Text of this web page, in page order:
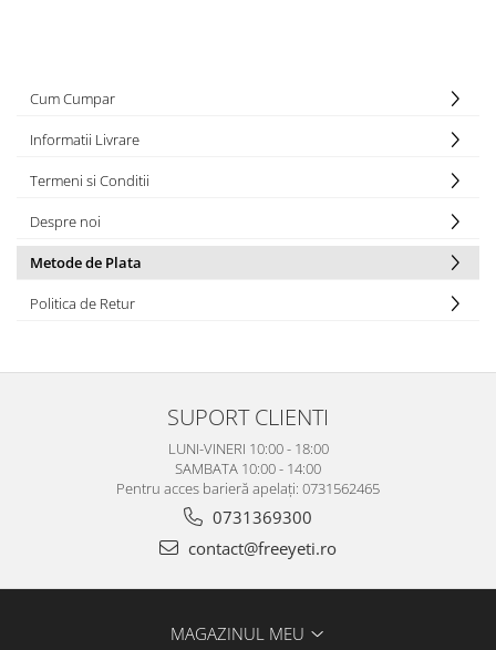
Cum Cumpar
Informatii Livrare
Termeni si Conditii
Despre noi
Metode de Plata
Politica de Retur
SUPORT CLIENTI
LUNI-VINERI 10:00 - 18:00
SAMBATA 10:00 - 14:00
Pentru acces barieră apelați: 0731562465
0731369300
contact@freeyeti.ro
MAGAZINUL MEU